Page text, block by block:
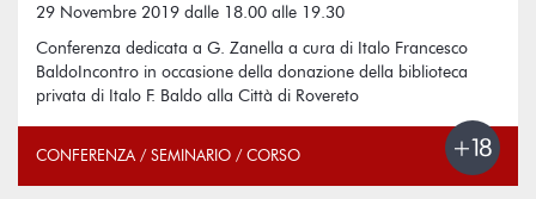
29 Novembre 2019 dalle 18.00 alle 19.30
Conferenza dedicata a G. Zanella a cura di Italo Francesco
BaldoIncontro in occasione della donazione della biblioteca
privata di Italo F. Baldo alla Città di Rovereto
CONFERENZA / SEMINARIO / CORSO